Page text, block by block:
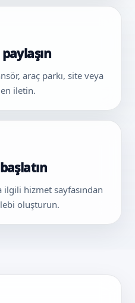
araç parkı, site veya
iletin.
ilgili hizmet sayfasından
oluşturun.